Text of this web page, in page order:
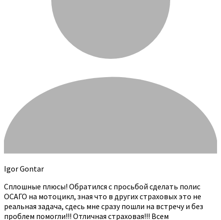
Igor Gontar
Сплошные плюсы! Обратился с просьбой сделать полис
ОСАГО на мотоцикл, зная что в других страховых это не
реальная задача, сдесь мне сразу пошли на встречу и без
проблем помогли!!! Отличная страховая!!! Всем